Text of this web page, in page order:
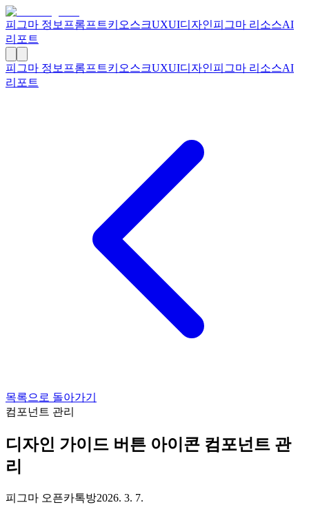
피그마 정보 프롬프트키오스크UXUI디자인피그마 리소스AI
리포트
피그마 정보 프롬프트키오스크UXUI디자인피그마 리소스AI
리포트
목록으로 돌아가기
컴포넌트 관리
디자인 가이드 버튼 아이콘 컴포넌트 관
리
피그마 오픈카톡방2026. 3. 7.